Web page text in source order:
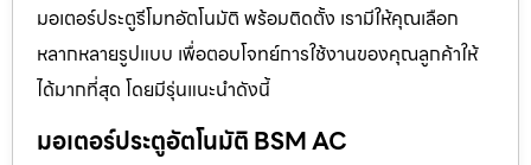
มอเตอร์ประตูรีโมทอัตโนมัติ พร้อมติดตั้ง เรามีให้คุณเลือก
หลากหลายรูปแบบ เพื่อตอบโจทย์การใช้งานของคุณลูกค้าให้
ได้มากที่สุด โดยมีรุ่นแนะนำดังนี้
มอเตอร์ประตูอัตโนมัติ BSM AC